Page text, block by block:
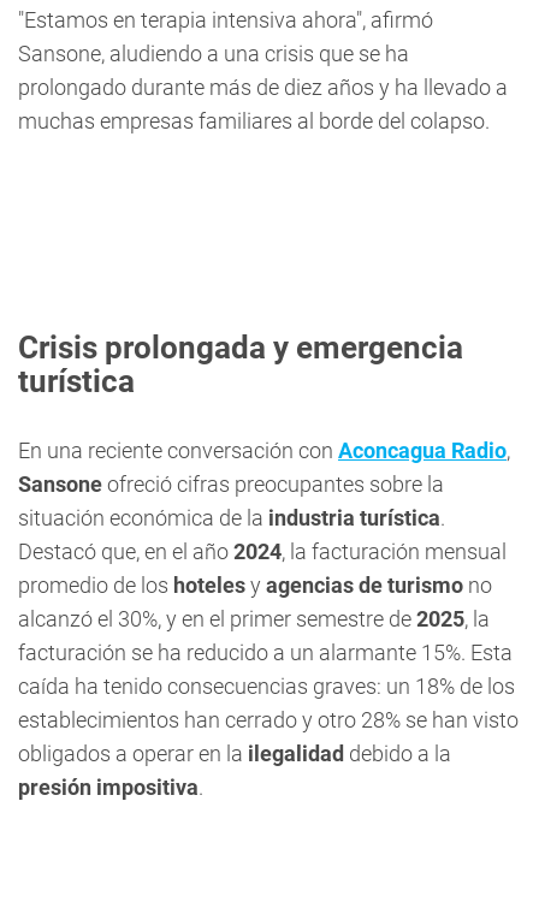
"Estamos en terapia intensiva ahora", afirmó
Sansone, aludiendo a una crisis que se ha
prolongado durante más de diez años y ha llevado a
muchas empresas familiares al borde del colapso.
Crisis prolongada y emergencia
turística
En una reciente conversación con Aconcagua Radio,
Sansoneofreció cifras preocupantes sobre la
situación económica de la industria turística.
Destacó que, en el año2024, la facturación mensual
promedio de los hotelesy agencias de turismo no
alcanzó el 30%, y en el primer semestre de2025, la
facturación se ha reducido a un alarmante 15%. Esta
caída ha tenido consecuencias graves: un 18% de los
establecimientos han cerrado y otro 28% se han visto
obligados a operar en la ilegalidad debido a la
presión impositiva.